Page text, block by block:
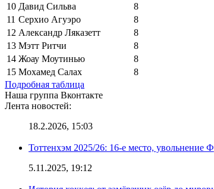
10 Давид Сильва
8
11 Серхио Агуэро
8
12 Александр Ляказетт
8
13 Мэтт Ритчи
8
14 Жоау Моутинью
8
15 Мохамед Салах
8
Подробная таблица
Наша группа Вконтакте
Лента новостей:
18.2.2026, 15:03
Тоттенхэм 2025/26: 16-е место, увольнение
5.11.2025, 19:12